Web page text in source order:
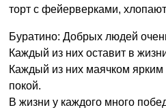
торт с фейерверками,
Буратино: Добрых людей
Каждый из них оставит в
Каждый из них маячком ярким
покой.
В жизни у каждого много